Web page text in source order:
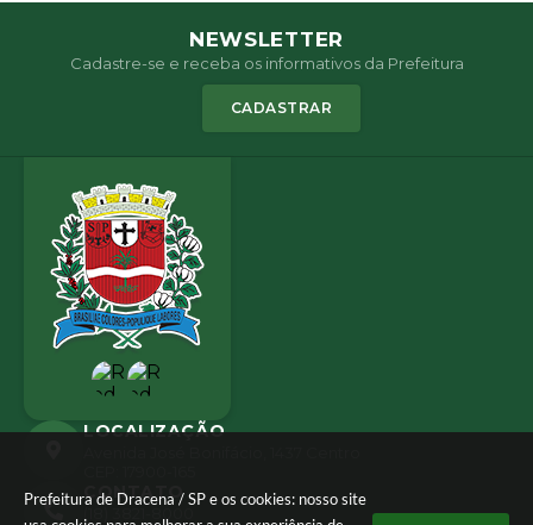
Prefeitura de Dracena / SP e os cookies: nosso site
NEWSLETTER
Cadastre-se e receba os informativos da Prefeitura
CADASTRAR
LOCALIZAÇÃO
CONTATO